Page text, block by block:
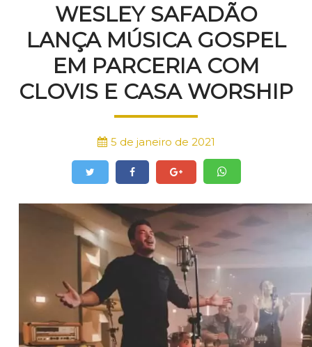
WESLEY SAFADÃO
LANÇA MÚSICA GOSPEL
EM PARCERIA COM
CLOVIS E CASA WORSHIP
5 de janeiro de 2021